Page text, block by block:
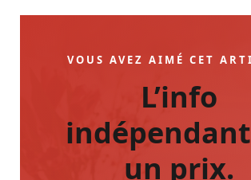
VOUS AVEZ AIMÉ CET
L’info
un prix.